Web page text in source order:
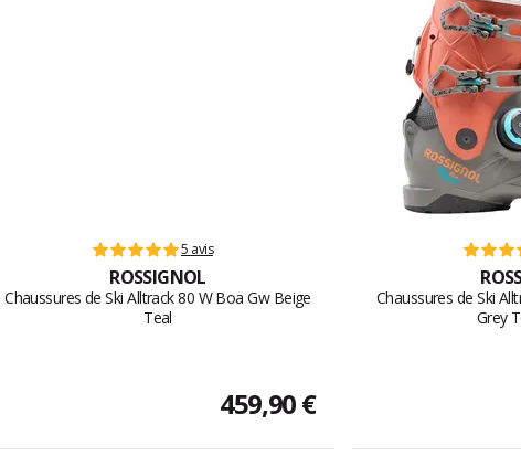
5 avis
ROSSIGNOL
Chaussures de Ski Alltrack 80 W Boa Gw Beige
Teal
459,90 €
Chaussures de Ski
Grey